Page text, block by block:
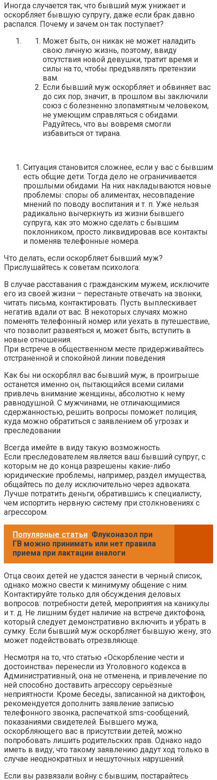
Иногда случается так, что бывший муж унижает и
оскорбляет бывшую супругу, даже если брак давно
распался. Почему и зачем он так поступает?
Может быть, он никак не может наладить
свою личную жизнь, поэтому, ввиду
отсутствия новой девушки, тратит время и
силы на то, чтобы предъявлять претензии
вам.
Если бывший муж оскорбляет и обвиняет вас
до сих пор, значит, в прошлом вы заключили
союз с болезненно злопамятным человеком,
не умеющим справляться с обидами.
Радуйтесь, что вы вовремя смогли
избавиться от тирана.
Ситуация становится сложнее, если у вас с бывшим
есть общие дети. Тогда дело не ограничивается
прошлыми обидами. На них накладываются новые
проблемы: споры об алиментах, несовпадение
мнений по поводу воспитания и т. п. Уже нельзя
радикально вычеркнуть из жизни бывшего
супруга, как это можно сделать с бывшим
поклонником, просто ликвидировав все контакты
и поменяв телефонные номера.
Что делать, если оскорбляет бывший муж?
Прислушайтесь к советам психолога:
В случае расставания с гражданским мужем, исключите
его из своей жизни – перестаньте отвечать на звонки,
читать письма, контактировать. Пусть выплескивает
негатив вдали от вас. В некоторых случаях можно
поменять телефонный номер или уехать в путешествие,
что позволит развеяться и, может быть, вступить в
новые отношения.
При встрече в общественном месте придерживайтесь
отстраненной и спокойной линии поведения
Как бы ни оскорблял вас бывший муж, в проигрыше
останется именно он, пытающийся всеми силами
привлечь внимание женщины, абсолютно к нему
равнодушной. С мужчинами, не отличающимися
сдержанностью, решить вопросы поможет полиция,
куда можно обратиться с заявлением об угрозах и
преследовании
Всегда имейте в виду такую возможность.
Если преследователем является ваш бывший супруг, с
которым не до конца разрешены какие-либо
юридические проблемы, например, раздел имущества,
общайтесь по делу исключительно через адвоката.
Лучше потратить деньги, обратившись к специалисту,
чем испортить нервную систему при столкновениях с
агрессором.
Популярные статьи Флуконазол при
ГВ можно принимать или нет правила
приема при лактации аналоги
Отца своих детей не удастся занести в черный список,
однако можно свести к минимуму общение с ним.
Контактируйте только для обсуждения деловых
вопросов: потребности детей, мероприятия на каникулы
и т. д. Не лишним будет наличие на встрече диктофона,
который следует демонстративно включить и убрать в
сумку. Если бывший муж оскорбляет бывшую жену, это
может подействовать отрезвляюще.
Несмотря на то, что статью «Оскорбление чести и
достоинства» перенесли из Уголовного кодекса в
Административный, она не отменена, и привлечение по
ней способно доставить агрессору серьёзные
неприятности. Кроме беседы, записанной на диктофон,
рекомендуется дополнить заявление записью
телефонного звонка, распечаткой sms-сообщений,
показаниями свидетелей. Бывшего мужа,
оскорбляющего вас в присутствии детей, можно
попробовать лишить родительских прав. Однако надо
иметь в виду, что такому заявлению дадут ход только в
случае неоднократных и нешуточных нарушений.
Если вы развязали войну с бывшим, постарайтесь